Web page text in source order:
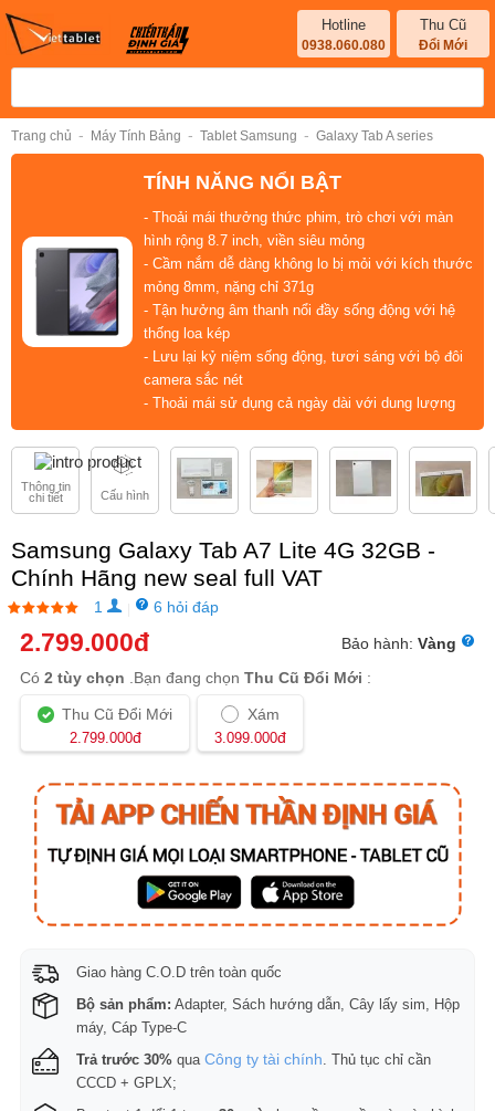
Hotline
0938.060.080
Thu Cũ
Đổi Mới
Trang chủ - Máy Tính Bảng - Tablet Samsung - Galaxy Tab A series
TÍNH NĂNG NỔI BẬT
- Thoải mái thưởng thức phim, trò chơi với màn
hình rộng 8.7 inch , viền siêu mỏng
- Cầm nắm dễ dàng không lo bị mỏi với kích thước
mỏng 8mm , nặng chỉ 371g
- Tận hưởng âm thanh nổi đầy sống động với hệ
thống loa kép
- Lưu lại kỷ niệm sống động, tươi sáng với bộ đôi
camera sắc nét
- Thoải mái sử dụng cả ngày dài với dung lượng
Thông tin
chi tiết
Cấu hình
Samsung Galaxy Tab A7 Lite 4G 32GB -
Chính Hãng new seal full VAT
1 6 hỏi đáp
2.799.000đ Bảo hành: Vàng
Có2 tùy chọn .Bạn đang chọnThu Cũ Đổi Mới :
Thu Cũ Đổi Mới
2.799.000đ
Xám
3.099.000đ
Giao hàng C.O.D trên toàn quốc
Bộ sản phẩm: Adapter, Sách hướng dẫn, Cây lấy sim, Hộp
máy, Cáp Type-C
Trả trước 30% quaCông ty tài chính . Thủ tục chỉ cần
CCCD + GPLX;